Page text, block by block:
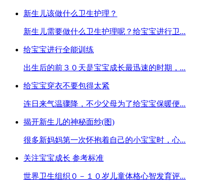
新生儿该做什么卫生护理？
新生儿需要做什么卫生护理呢？给宝宝进行卫...
给宝宝进行全能训练
出生后的前３０天是宝宝成长最迅速的时期， ...
给宝宝穿衣不要包得太紧
连日来气温骤降，不少父母为了给宝宝保暖便...
揭开新生儿的神秘面纱(图)
很多新妈妈第一次怀抱着自己的小宝宝时，心...
关注宝宝成长 参考标准
世界卫生组织０－１０岁儿童体格心智发育评...